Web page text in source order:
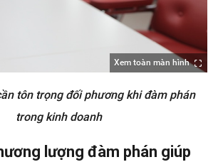
Xem toàn màn hình
tôn trọng đối phương khi đàm phán
trong kinh doanh
lượng đàm phán giúp